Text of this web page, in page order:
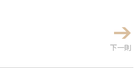
下一則